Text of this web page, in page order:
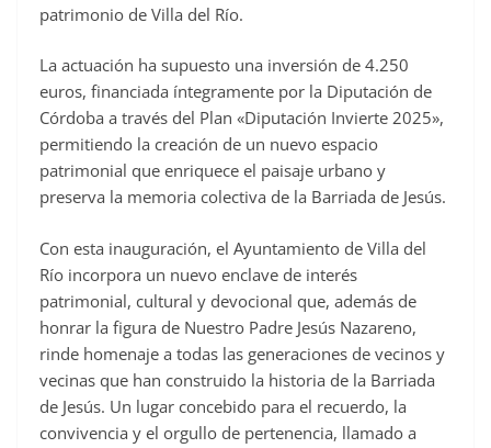
patrimonio de Villa del Río.
La actuación ha supuesto una inversión de 4.250
euros, financiada íntegramente por la Diputación de
Córdoba a través del Plan «Diputación Invierte 2025»,
permitiendo la creación de un nuevo espacio
patrimonial que enriquece el paisaje urbano y
preserva la memoria colectiva de la Barriada de Jesús.
Con esta inauguración, el Ayuntamiento de Villa del
Río incorpora un nuevo enclave de interés
patrimonial, cultural y devocional que, además de
honrar la figura de Nuestro Padre Jesús Nazareno,
rinde homenaje a todas las generaciones de vecinos y
vecinas que han construido la historia de la Barriada
de Jesús. Un lugar concebido para el recuerdo, la
convivencia y el orgullo de pertenencia, llamado a